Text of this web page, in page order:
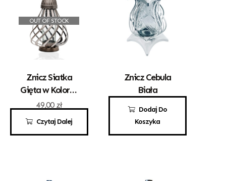
OUT OF STOCK
Czytaj Dalej
Znicz Siatka
Gięta w Kolorze
Złotym
49,00 zł
Dodaj Do
Koszyka
Znicz Cebula
Biała
70,00 zł